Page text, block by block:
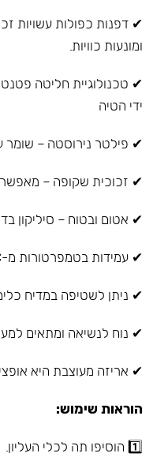
✔ דפנות כפולות עשויות
ומונעות כוויות.
✔ טכנולוגיית חליטה
ידי הטיה
✔ פילטר נירוסטה – שומר
✔ זכוכית שקופה –
✔ אטום ובטוח – סיליקון
✔ עמידות בטמפרטורות מ-20°C- עד 150°C+
✔ ניתן לשטיפה במדיח
✔ נוח לנשיאה ומתאים
✔ אריזה מעוצבת היא
הוראות שימוש:
1️⃣ הוסיפו תה לכלי העליון.